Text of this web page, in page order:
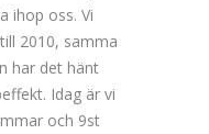
ihop oss. Vi
2010, samma
har det hänt
Idag är vi
och 9st